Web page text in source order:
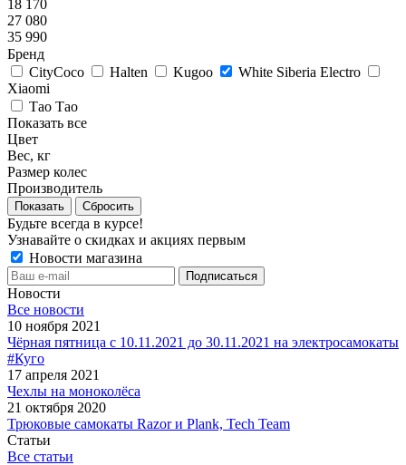
18 170
27 080
35 990
Бренд
CityCoco
Halten Kugoo
White Siberia Electro
Xiaomi
Тао Тао
Показать все
Цвет
Вес, кг
Размер колес
Производитель
Показать Сбросить
Будьте всегда в курсе!
Узнавайте о скидках и акциях первым
Новости магазина
Новости
Все новости
10 ноября 2021
Чёрная пятница с 10.11.2021 до 30.11.2021 на электросамокаты
#Куго
17 апреля 2021
Чехлы на моноколёса
21 октября 2020
Трюковые самокаты Razor и Plank, Tech Team
Статьи
Все статьи